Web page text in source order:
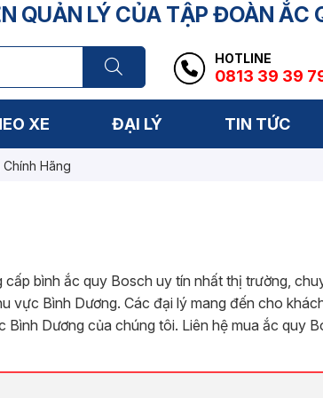
QUẢN LÝ CỦA TẬP ĐOÀN ẮC
HOTLINE
0813 39 39
XE ĐẠI LÝ TIN TỨC
Hãng
cấp bình ắc quy Bosch uy tín nhất thị trường,
vực Bình Dương. Các đại lý mang đến cho
Dương của chúng tôi. Liên hệ mua ắc quy